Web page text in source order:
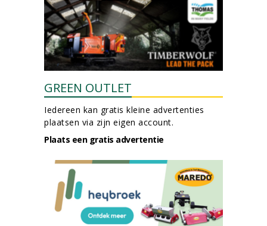
GREEN OUTLET
Iedereen kan gratis kleine advertenties
plaatsen via zijn eigen account.
Plaats een gratis advertentie